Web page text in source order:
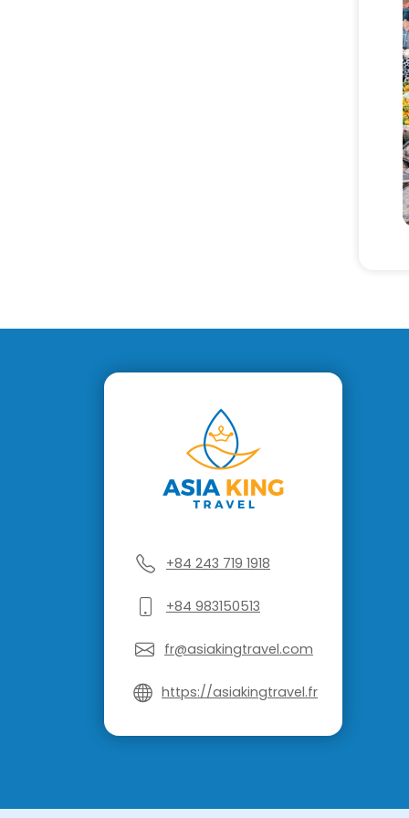
+84 243 719 1918
+84 983150513
fr@asiakingtravel.com
https://asiakingtravel.fr